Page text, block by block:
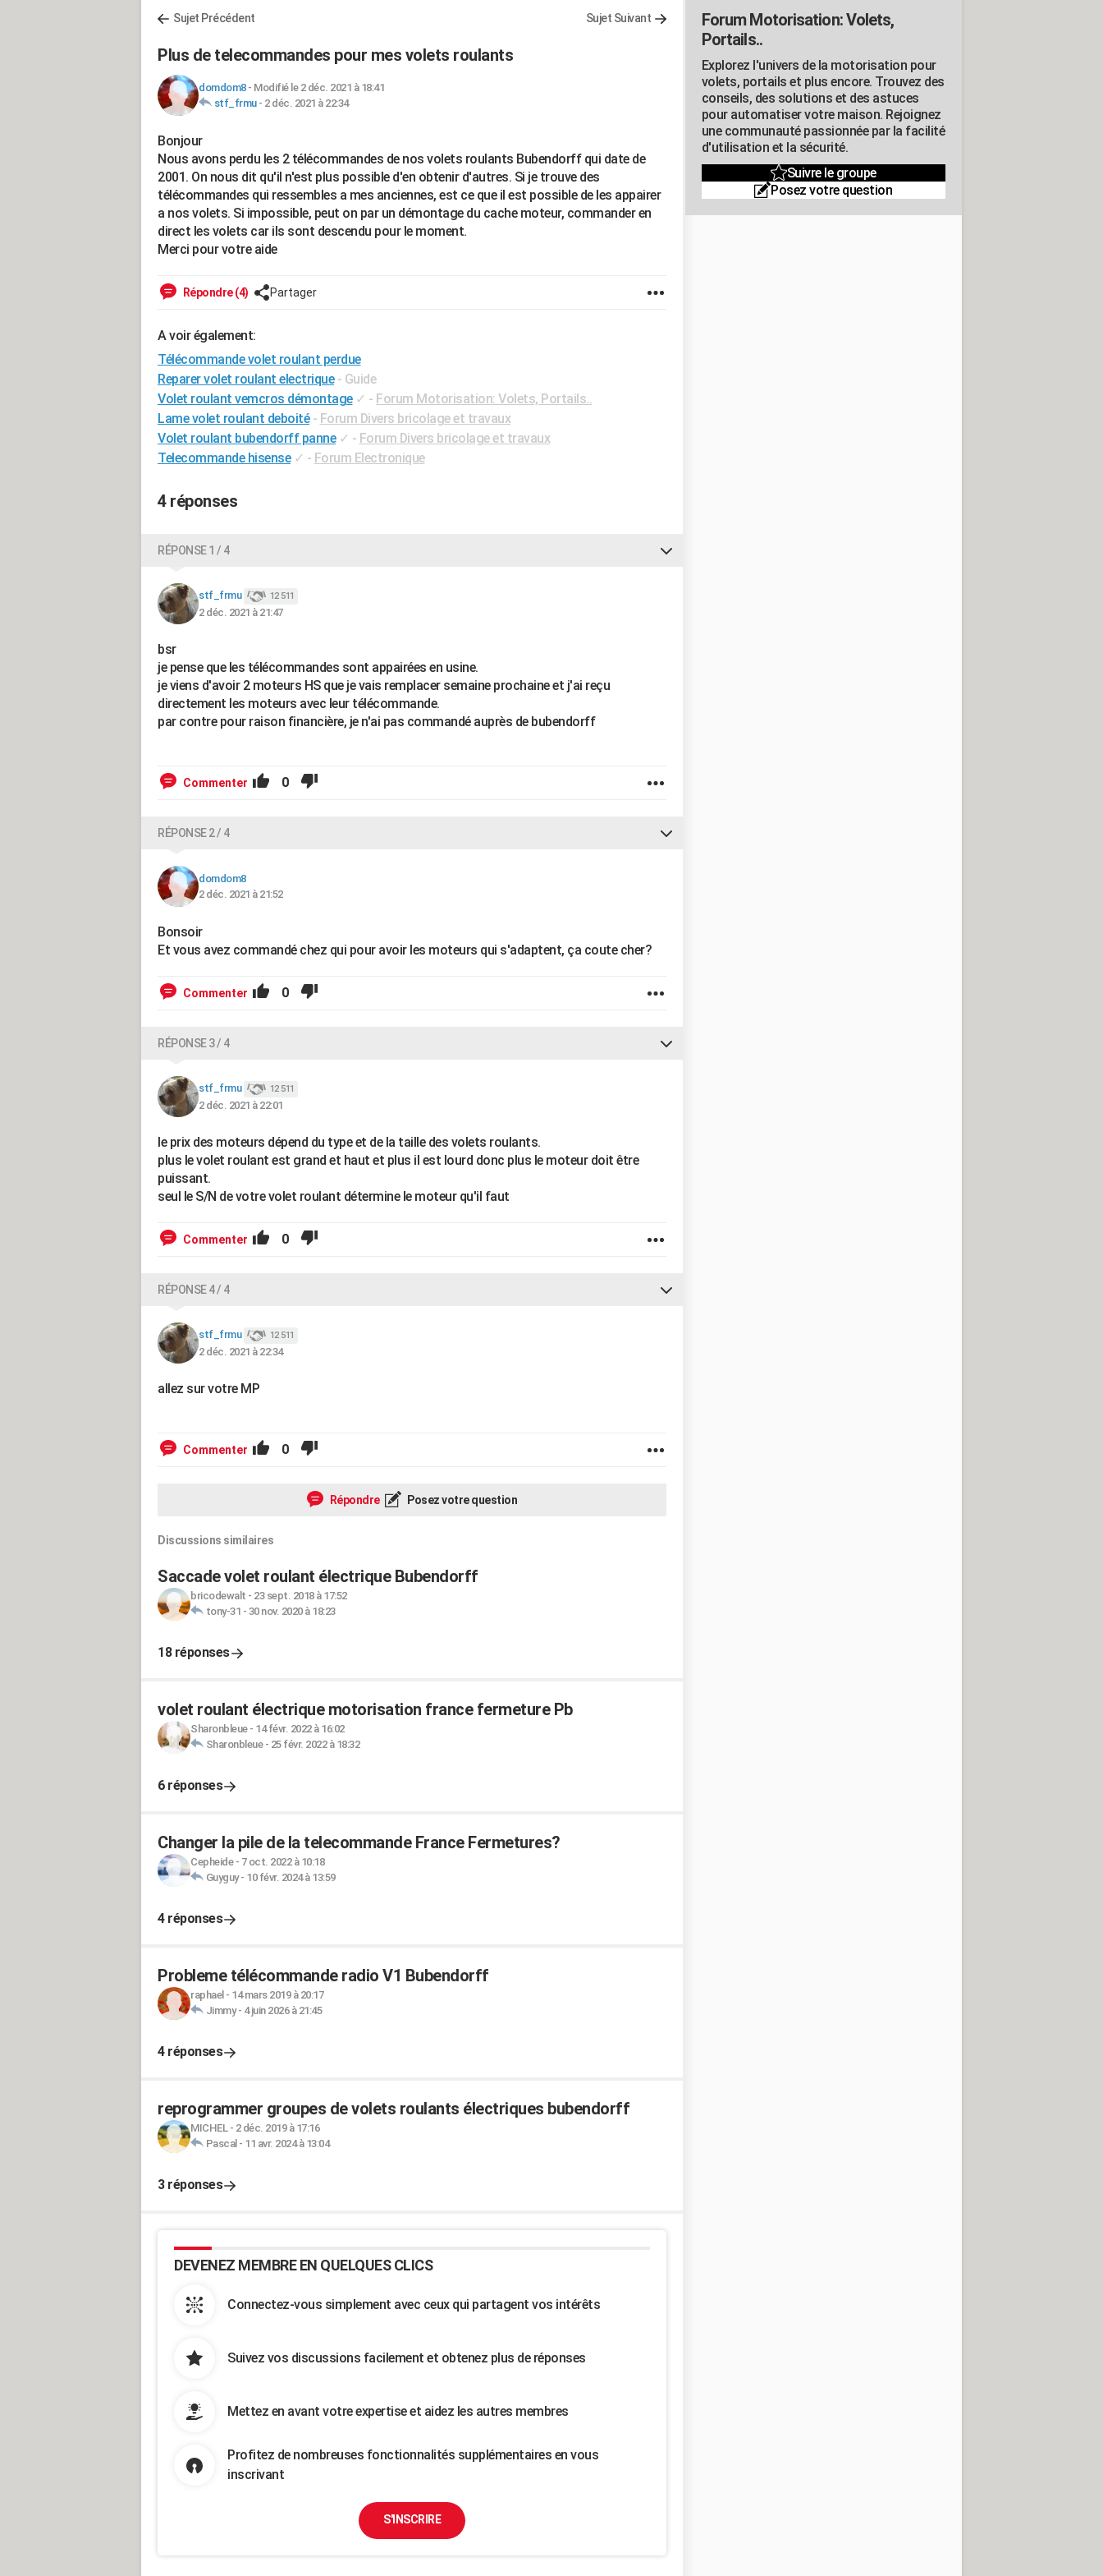
Sujet Précédent Sujet Suivant
Plus de telecommandes pour mes volets roulants
domdom8- Modifié le 2 déc. 2021 à 18:41
stf_frmu- 2 déc. 2021 à 22:34
Bonjour
Nous avons perdu les 2 télécommandes de nos volets roulants Bubendorff qui date de
2001. On nous dit qu'il n'est plus possible d'en obtenir d'autres. Si je trouve des
télécommandes qui ressembles a mes anciennes, est ce que il est possible de les appairer
a nos volets. Si impossible, peut on par un démontage du cache moteur, commander en
direct les volets car ils sont descendu pour le moment.
Merci pour votre aide
Répondre (4) Partager
A voir également:
Télécommande volet roulant perdue
Reparer volet roulant electrique - Guide
Volet roulant vemcros démontage ✓ - Forum Motorisation: Volets, Portails..
Lame volet roulant deboité - Forum Divers bricolage et travaux
Volet roulant bubendorff panne ✓ - Forum Divers bricolage et travaux
Telecommande hisense ✓ - Forum Electronique
4 réponses
RÉPONSE 1 / 4
stf_frmu 12 511
2 déc. 2021 à 21:47
bsr
je pense que les télécommandes sont appairées en usine.
je viens d'avoir 2 moteurs HS que je vais remplacer semaine prochaine et j'ai reçu
directement les moteurs avec leur télécommande.
par contre pour raison financière, je n'ai pas commandé auprès de bubendorff
Commenter 0
RÉPONSE 2 / 4
domdom8
2 déc. 2021 à 21:52
Bonsoir
Et vous avez commandé chez qui pour avoir les moteurs qui s'adaptent, ça coute cher?
Commenter 0
RÉPONSE 3 / 4
stf_frmu 12 511
2 déc. 2021 à 22:01
le prix des moteurs dépend du type et de la taille des volets roulants.
plus le volet roulant est grand et haut et plus il est lourd donc plus le moteur doit être
puissant.
seul le S/N de votre volet roulant détermine le moteur qu'il faut
Commenter 0
RÉPONSE 4 / 4
stf_frmu 12 511
2 déc. 2021 à 22:34
allez sur votre MP
Commenter 0
Répondre Posez votre question
Discussions similaires
Saccade volet roulant électrique Bubendorff
bricodewalt - 23 sept. 2018 à 17:52
tony-31 - 30 nov. 2020 à 18:23
18 réponses
volet roulant électrique motorisation france fermeture Pb
Sharonbleue- 14 févr. 2022 à 16:02
Sharonbleue- 25 févr. 2022 à 18:32
6 réponses
Changer la pile de la telecommande France Fermetures?
Cepheide- 7 oct. 2022 à 10:18
Guyguy- 10 févr. 2024 à 13:59
4 réponses
Probleme télécommande radio V1 Bubendorff
raphael - 14 mars 2019 à 20:17
Jimmy- 4 juin 2026 à 21:45
4 réponses
reprogrammer groupes de volets roulants électriques bubendorff
MICHEL- 2 déc. 2019 à 17:16
Pascal - 11 avr. 2024 à 13:04
3 réponses
DEVENEZ MEMBRE EN QUELQUES CLICS
Connectez-vous simplement avec ceux qui partagent vos intérêts
Suivez vos discussions facilement et obtenez plus de réponses
Mettez en avant votre expertise et aidez les autres membres
Profitez de nombreuses fonctionnalités supplémentaires en vous
inscrivant
S'INSCRIRE
Forum Motorisation: Volets,
Portails..
Explorez l'univers de la motorisation pour
volets, portails et plus encore. Trouvez des
conseils, des solutions et des astuces
pour automatiser votre maison. Rejoignez
une communauté passionnée par la facilité
d'utilisation et la sécurité.
Suivre le groupe
Posez votre question